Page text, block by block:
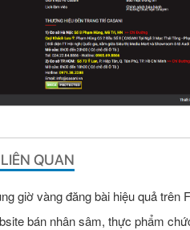
QUAN
giờ vàng đăng bài hiệu quả trên
bán nhân sâm, thực phẩm